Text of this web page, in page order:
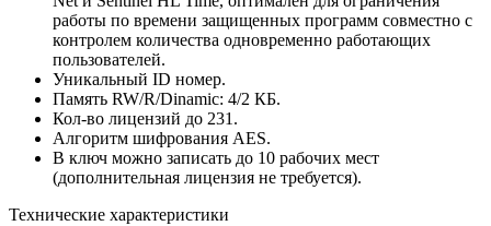
работы по времени защищенных программ совместно с
контролем количества одновременно работающих
пользователей.
Уникальный ID номер.
Память RW/R/Dinamic: 4/2 КБ.
Кол-во лицензий до 231.
Алгоритм шифрования AES.
В ключ можно записать до 10 рабочих мест
(дополнительная лицензия не требуется).
Технические характеристики